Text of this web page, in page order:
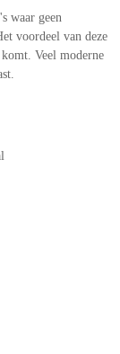
waar geen
voordeel van deze
Veel moderne